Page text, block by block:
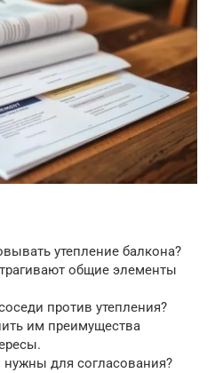
утепление балкона?
общие элементы
против утепления?
им преимущества
для согласования?